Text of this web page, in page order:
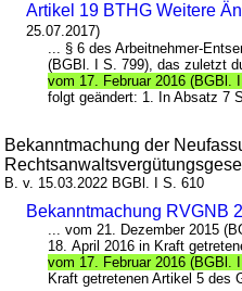
Artikel 19 BTHG Weitere
25.07.2017)
... § 6 des Arbeitnehmer-
(BGBl. I S. 799), das zuletzt
vom 17. Februar 2016 (BGBl.
folgt geändert: 1. In Absatz 7
Bekanntmachung der
B. v. 15.03.2022 BGBl. I S. 610
Bekanntmachung RVGNB
... vom 21. Dezember 2015
18. April 2016 in Kraft
vom 17. Februar 2016 (BGBl.
Kraft getretenen Artikel 5 des